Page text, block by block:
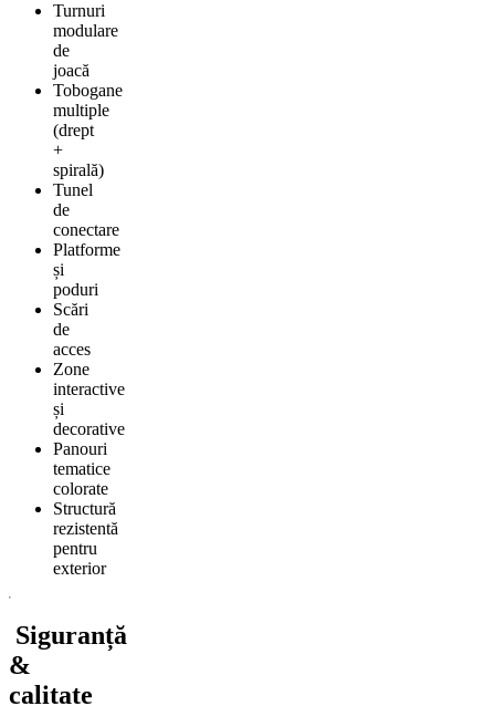
Turnuri
modulare
de
joacă
Tobogane
multiple
(drept
+
spirală)
Tunel
de
conectare
Platforme
și
poduri
Scări
de
acces
Zone
interactive
și
decorative
Panouri
tematice
colorate
Structură
rezistentă
pentru
exterior
Siguranță
&
calitate